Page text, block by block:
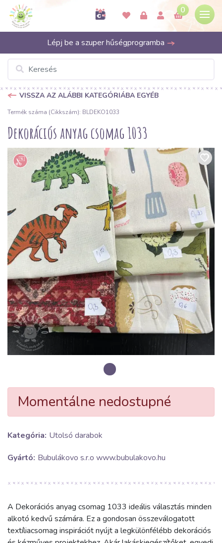
0
Lépj be a szuper hűségprogramba
VISSZA AZ ALÁBBI KATEGÓRIÁBA EGYÉB
Termék száma (Cikkszám): BLDEKO1033
Dekorációs anyag csomag 1033
Momentálne nedostupné
Kategória: Utolsó darabok
Gyártó: Bubulákovo s.r.o www.bubulakovo.hu
A Dekorációs anyag csomag 1033 ideális választás minden
alkotó kedvű számára. Ez a gondosan összeválogatott
textíliacsomag inspirációt nyújt a legkülönfélébb dekorációs